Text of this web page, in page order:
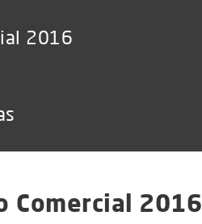
2016
Comercial 2016